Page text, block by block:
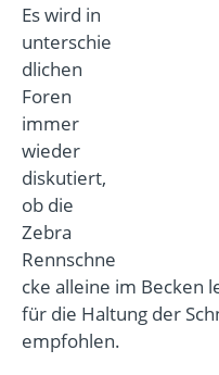
Es wird in
unterschie
dlichen
Foren
immer
wieder
diskutiert,
ob die
Zebra
Rennschne
cke alleine im Becken
für die Haltung der
empfohlen.